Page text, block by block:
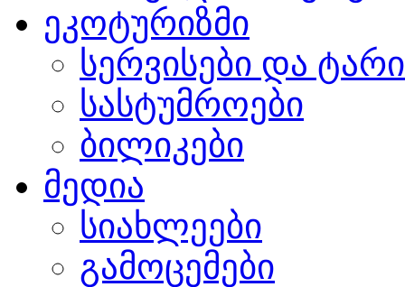
ეკოტურიზმი
სერვისები და
სასტუმროები
ბილიკები
მედია
სიახლეები
გამოცემები